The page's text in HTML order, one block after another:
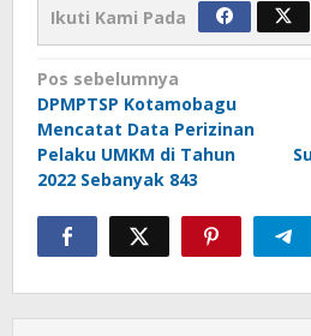
Ikuti Kami Pada
Navigasi
pos
Pos sebelumnya
DPMPTSP Kotamobagu
Mencatat Data Perizinan
Pelaku UMKM di Tahun
2022 Sebanyak 843